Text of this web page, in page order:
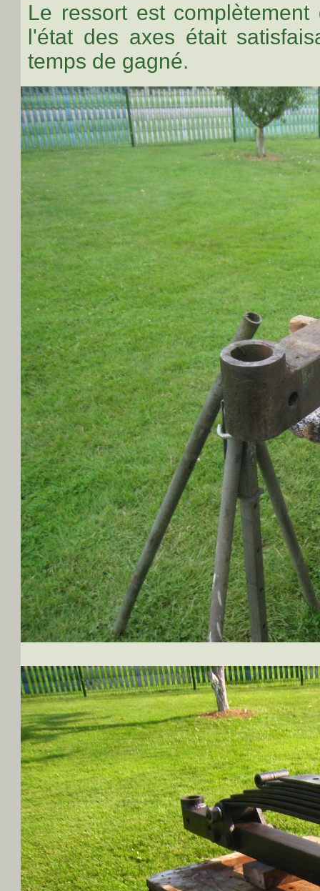
Le ressort est complètement
l'état des axes était
temps de gagné.